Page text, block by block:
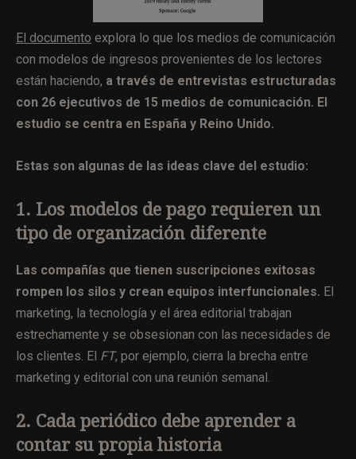
El documento explora lo que los medios de comunicación
con modelos de ingresos provenientes de los lectores
están haciendo, a través de entrevistas estructuradas
con 26 ejecutivos de 15 medios de comunicación. El
estudio se centra en España y Reino Unido.
Estas son algunas de las ideas clave del estudio:
1. Los modelos de pago requieren un
tipo de organización diferente
Las compañías que tienen suscripciones exitosas
rompen los silos y crean equipos interfuncionales. El
marketing, la tecnología y el área editorial trabajan
estrechamente y se obsesionan con las necesidades de
los clientes. El FT, por ejemplo, cierra la brecha entre
marketing y editorial con una reunión semanal.
2. Cada periódico debe aprender a
contar su propia historia